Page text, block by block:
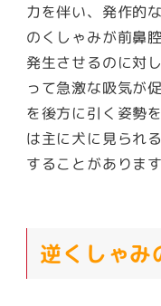
力を伴い、発作的
のくしゃみが前鼻
発生させるのに対
って急激な吸気が
を後方に引く姿勢
は主に犬に見られ
することがあります
逆くしゃみ